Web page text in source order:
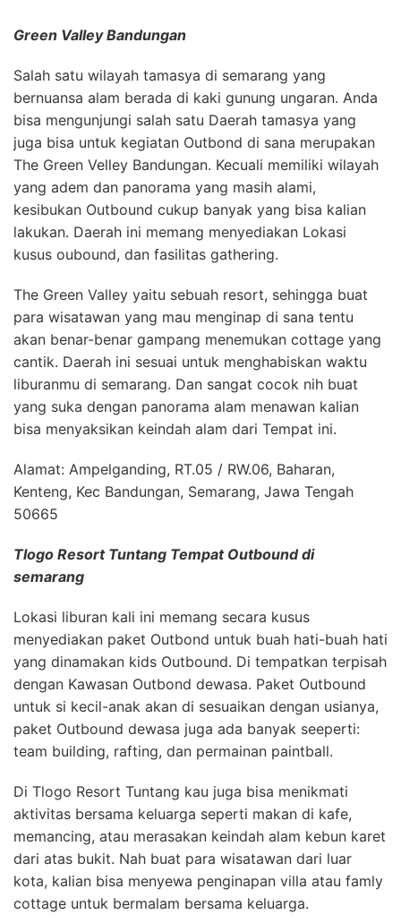
Green Valley Bandungan
Salah satu wilayah tamasya di semarang yang
bernuansa alam berada di kaki gunung ungaran. Anda
bisa mengunjungi salah satu Daerah tamasya yang
juga bisa untuk kegiatan Outbond di sana merupakan
The Green Velley Bandungan. Kecuali memiliki wilayah
yang adem dan panorama yang masih alami,
kesibukan Outbound cukup banyak yang bisa kalian
lakukan. Daerah ini memang menyediakan Lokasi
kusus oubound, dan fasilitas gathering.
The Green Valley yaitu sebuah resort, sehingga buat
para wisatawan yang mau menginap di sana tentu
akan benar-benar gampang menemukan cottage yang
cantik. Daerah ini sesuai untuk menghabiskan waktu
liburanmu di semarang. Dan sangat cocok nih buat
yang suka dengan panorama alam menawan kalian
bisa menyaksikan keindah alam dari Tempat ini.
Alamat: Ampelganding, RT.05 / RW.06, Baharan,
Kenteng, Kec Bandungan, Semarang, Jawa Tengah
50665
Tlogo Resort Tuntang Tempat Outbound di
semarang
Lokasi liburan kali ini memang secara kusus
menyediakan paket Outbond untuk buah hati-buah hati
yang dinamakan kids Outbound. Di tempatkan terpisah
dengan Kawasan Outbond dewasa. Paket Outbound
untuk si kecil-anak akan di sesuaikan dengan usianya,
paket Outbound dewasa juga ada banyak seeperti:
team building, rafting, dan permainan paintball.
Di Tlogo Resort Tuntang kau juga bisa menikmati
aktivitas bersama keluarga seperti makan di kafe,
memancing, atau merasakan keindah alam kebun karet
dari atas bukit. Nah buat para wisatawan dari luar
kota, kalian bisa menyewa penginapan villa atau famly
cottage untuk bermalam bersama keluarga.